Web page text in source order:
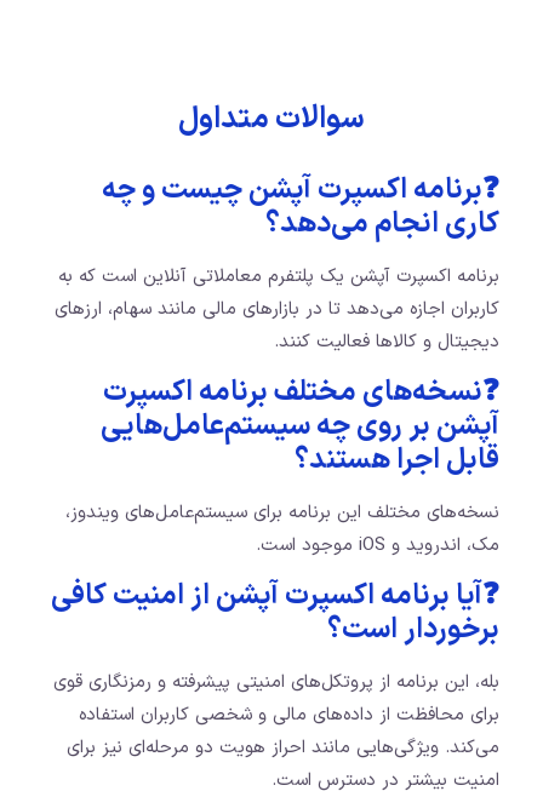
سوالات متداول
❓برنامه اکسپرت آپشن چیست و چه
کاری انجام می‌دهد؟
برنامه اکسپرت آپشن یک پلتفرم معاملاتی آنلاین است که به
کاربران اجازه می‌دهد تا در بازارهای مالی مانند سهام، ارزهای
دیجیتال و کالاها فعالیت کنند.
❓نسخه‌های مختلف برنامه اکسپرت
آپشن بر روی چه سیستم‌عامل‌هایی
قابل اجرا هستند؟
نسخه‌های مختلف این برنامه برای سیستم‌عامل‌های ویندوز،
مک، اندروید و iOS موجود است.
❓آیا برنامه اکسپرت آپشن از امنیت کافی
برخوردار است؟
بله، این برنامه از پروتکل‌های امنیتی پیشرفته و رمزنگاری قوی
برای محافظت از داده‌های مالی و شخصی کاربران استفاده
می‌کند. ویژگی‌هایی مانند احراز هویت دو مرحله‌ای نیز برای
امنیت بیشتر در دسترس است.